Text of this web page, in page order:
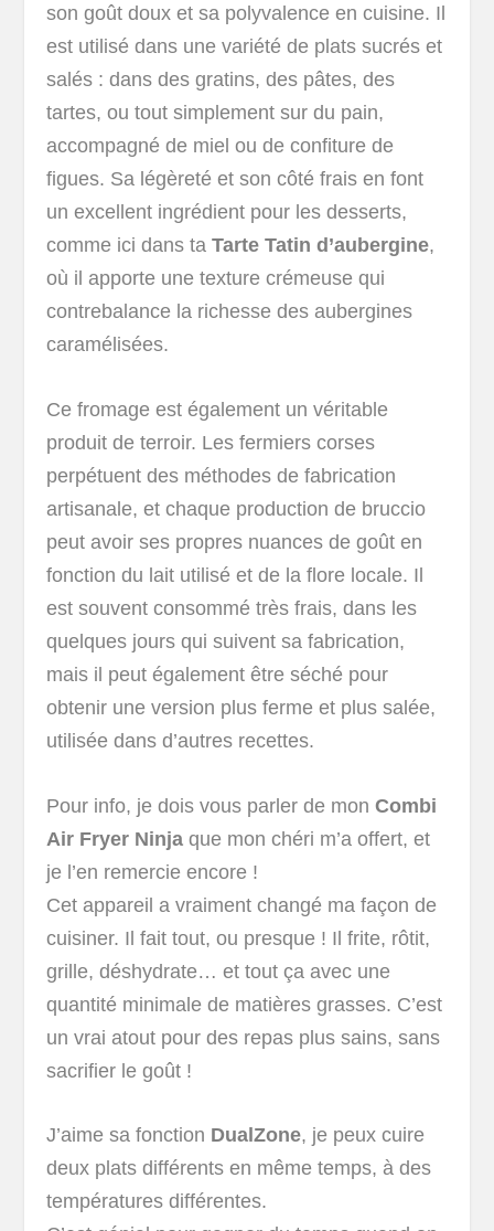
son goût doux et sa polyvalence en cuisine. Il
est utilisé dans une variété de plats sucrés et
salés : dans des gratins, des pâtes, des
tartes, ou tout simplement sur du pain,
accompagné de miel ou de confiture de
figues. Sa légèreté et son côté frais en font
un excellent ingrédient pour les desserts,
comme ici dans taTarte Tatin d’aubergine,
où il apporte une texture crémeuse qui
contrebalance la richesse des aubergines
caramélisées.
Ce fromage est également un véritable
produit de terroir. Les fermiers corses
perpétuent des méthodes de fabrication
artisanale, et chaque production de bruccio
peut avoir ses propres nuances de goût en
fonction du lait utilisé et de la flore locale. Il
est souvent consommé très frais, dans les
quelques jours qui suivent sa fabrication,
mais il peut également être séché pour
obtenir une version plus ferme et plus salée,
utilisée dans d’autres recettes.
Pour info, je dois vous parler de monCombi
Air Fryer Ninja que mon chéri m’a offert, et
je l’en remercie encore !
Cet appareil a vraiment changé ma façon de
cuisiner. Il fait tout, ou presque ! Il frite, rôtit,
grille, déshydrate… et tout ça avec une
quantité minimale de matières grasses. C’est
un vrai atout pour des repas plus sains, sans
sacrifier le goût !
J’aime sa fonction DualZone, je peux cuire
deux plats différents en même temps, à des
températures différentes.